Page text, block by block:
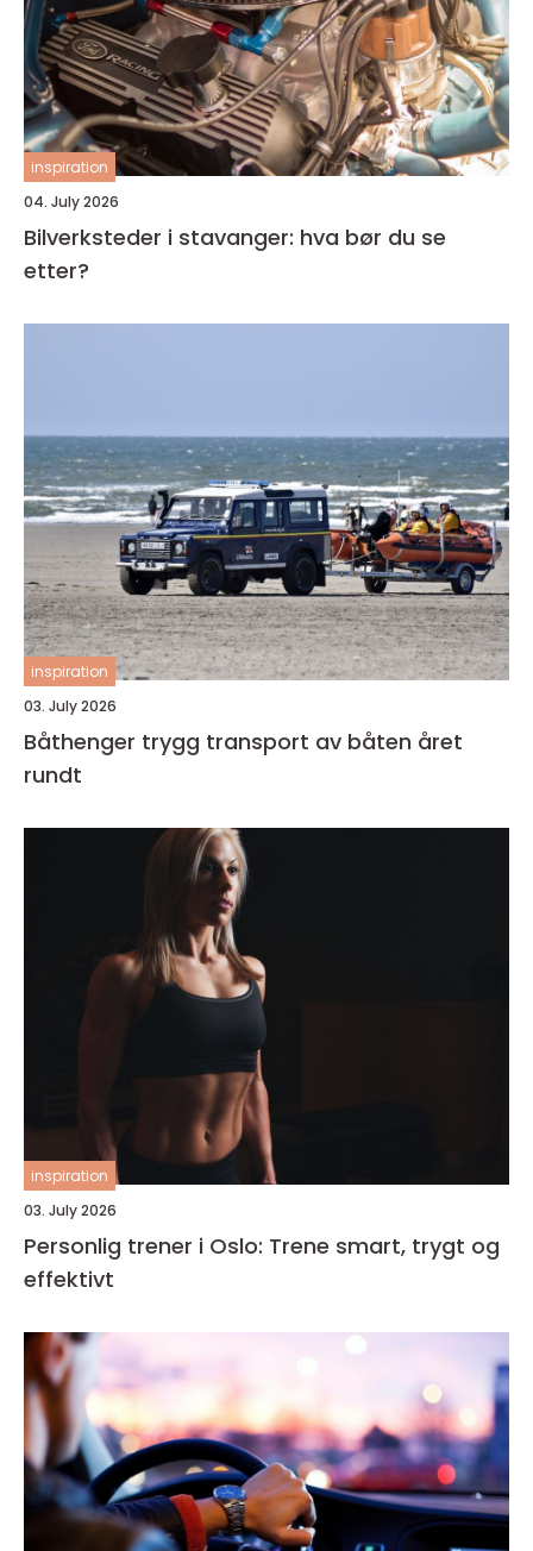
inspiration
04. July 2026
Bilverksteder i stavanger: hva bør du se
etter?
inspiration
03. July 2026
Båthenger trygg transport av båten året
rundt
inspiration
03. July 2026
Personlig trener i Oslo: Trene smart, trygt og
effektivt